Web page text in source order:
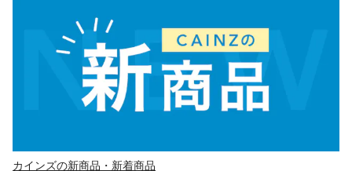
カインズの新商品・新着商品